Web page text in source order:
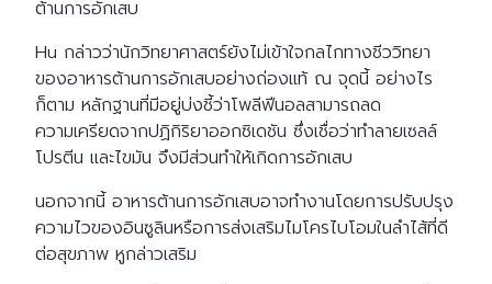
ต้านการอักเสบ
Hu กล่าวว่านักวิทยาศาสตร์ยังไม่เข้าใจกลไกทางชีววิทยา
ของอาหารต้านการอักเสบอย่างถ่องแท้ ณ จุดนี้ อย่างไร
ก็ตาม หลักฐานที่มีอยู่บ่งชี้ว่าโพลีฟีนอลสามารถลด
ความเครียดจากปฏิกิริยาออกซิเดชัน ซึ่งเชื่อว่าทำลายเซลล์
โปรตีน และไขมัน จึงมีส่วนทำให้เกิดการอักเสบ
นอกจากนี้ อาหารต้านการอักเสบอาจทำงานโดยการปรับปรุง
ความไวของอินซูลินหรือการส่งเสริมไมโครไบโอมในลำไส้ที่ดี
ต่อสุขภาพ หูกล่าวเสริม